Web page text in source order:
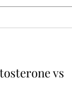
vs